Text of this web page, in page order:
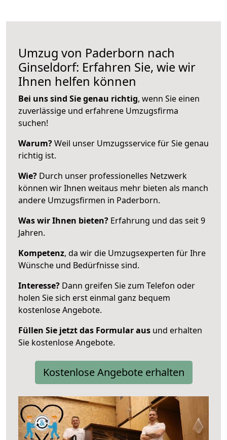
Umzug von Paderborn nach
Ginseldorf: Erfahren Sie, wie wir
Ihnen helfen können
Bei uns sind Sie genau richtig, wenn Sie einen
zuverlässige und erfahrene Umzugsfirma
suchen!
Warum?Weil unser Umzugsservice für Sie genau
richtig ist.
Wie? Durch unser professionelles Netzwerk
können wir Ihnen weitaus mehr bieten als manch
andere Umzugsfirmen in Paderborn.
Was wir Ihnen bieten? Erfahrung und das seit 9
Jahren.
Kompetenz, da wir die Umzugsexperten für Ihre
Wünsche und Bedürfnisse sind.
Interesse? Dann greifen Sie zum Telefon oder
holen Sie sich erst einmal ganz bequem
kostenlose Angebote.
Füllen Sie jetzt das Formular aus und erhalten
Sie kostenlose Angebote.
Kostenlose Angebote erhalten